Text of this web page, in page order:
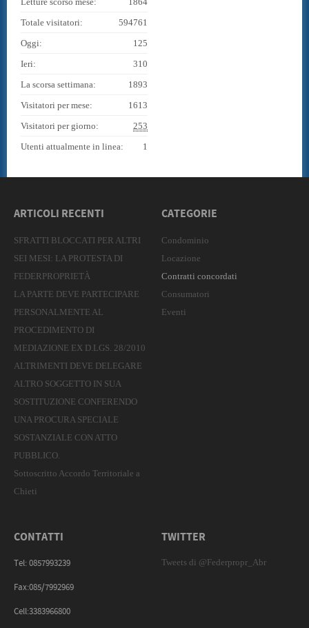
594761
Totale visitatori:
125
Oggi:
310
Ieri:
1893
La scorsa settimana:
1613
Visitatori per mese:
253
Visitatori per giorno:
1
Utenti attualmente in linea:
ARTICOLI RECENTI
SFRATTI BLOCCATI PER ALTRI
SEI MESI: LA PROTESTA DI
FEDERPROPRIETÀ
LA PARTE DEVE PARTECIPARE
PERSONALMENTE AL
PROCEDIMENTO DI
MEDIAZIONE EX D.LGS. 28/2010
ALTRIMENTI DEVE DELEGARE
ALTRO SOGGETTO IN SUA
SOSTITUZIONE CONFERENDO
UNA PROCURA SPECIALE
SOSTANZIALE CON ATTO
PUBBLICO.
Sottoscritto Accordo Territoriale a
Chieti
CATEGORIE
Condominio
Locazione
Contratti concordati
Consumatori
Eventi
CONTATTI
Tel: 0857993239
Fax:085/7992969
Cell:3383966800
TWITTER
Tweets di @Federpropr_Abr